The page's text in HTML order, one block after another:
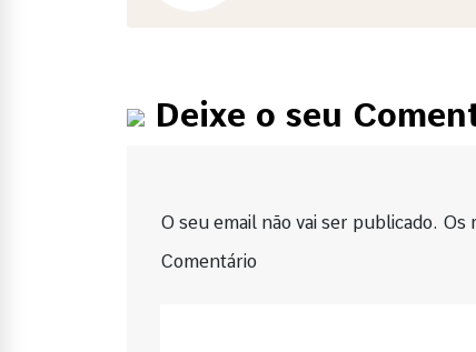
Deixe o seu
O seu email não vai ser publicado.
Comentário